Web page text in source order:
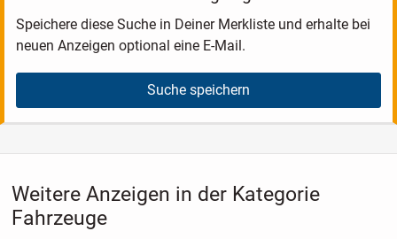
Speichere diese Suche in Deiner Merkliste und erhalte bei
neuen Anzeigen optional eine E-Mail.
Suche speichern
Weitere Anzeigen in der Kategorie
Fahrzeuge